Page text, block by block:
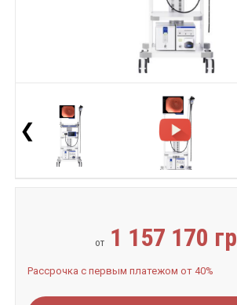
❮
от 1 157 170
Рассрочка с первым платежом от 40%